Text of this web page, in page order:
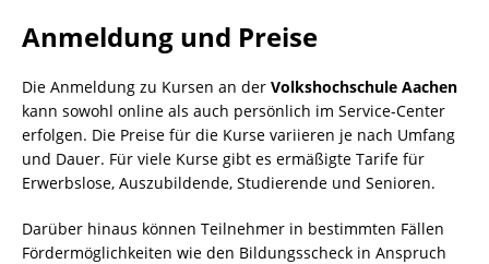
Anmeldung und Preise
Die Anmeldung zu Kursen an der Volkshochschule Aachen
kann sowohl online als auch persönlich im Service-Center
erfolgen. Die Preise für die Kurse variieren je nach Umfang
und Dauer. Für viele Kurse gibt es ermäßigte Tarife für
Erwerbslose, Auszubildende, Studierende und Senioren.
Darüber hinaus können Teilnehmer in bestimmten Fällen
Fördermöglichkeiten wie den Bildungsscheck in Anspruch